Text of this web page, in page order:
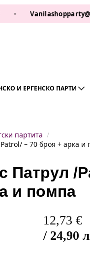
И ЕРГЕНСКО ПАРТИ
партита
– 70 броя + арка и
Патрул /
и помпа
12,73 €
/ 24,90